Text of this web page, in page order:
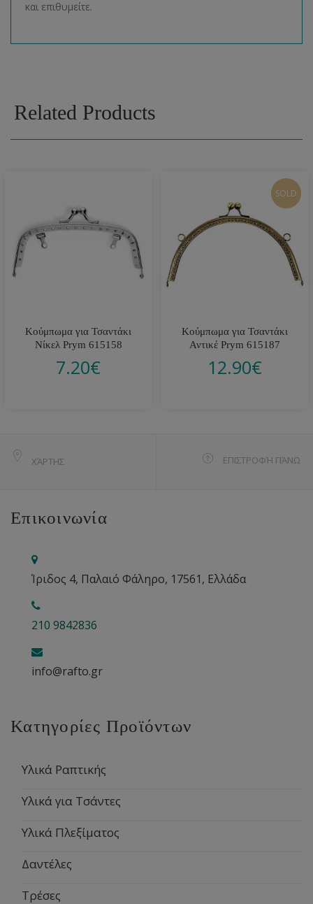
και επιθυμείτε.
Related Products
Κούμπωμα για Τσαντάκι
Νίκελ Prym 615158
7.20€
SOLD
Κούμπωμα για Τσαντάκι
Αντικέ Prym 615187
12.90€
ΧΆΡΤΗΣ ΕΠΙΣΤΡΟΦΉ ΠΆΝΩ
Επικοινωνία
Ίριδος 4, Παλαιό Φάληρο, 17561, Ελλάδα
210 9842836
info@rafto.gr
Κατηγορίες Προϊόντων
Υλικά Ραπτικής
Υλικά για Τσάντες
Υλικά Πλεξίματος
Δαντέλες
Τρέσες